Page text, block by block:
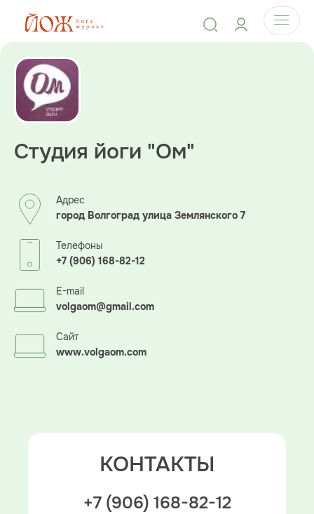
Студия йоги "Ом"
Адрес
город Волгоград улица Землянского 7
Телефоны
+7 (906) 168-82-12
E-mail
volgaom@gmail.com
Сайт
www.volgaom.com
КОНТАКТЫ
+7 (906) 168-82-12